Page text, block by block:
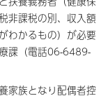
非課税の別、収入額
わかるもの）が必要
課（電話06-6489-
家族となり配偶者控